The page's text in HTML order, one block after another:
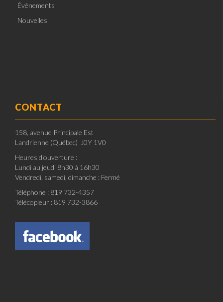
Événements
Nouvelles
CONTACT
158, avenue Principale Est
Landrienne (Québec) J0Y 1V0
Heures d'ouverture :
Lundi au jeudi 8h30 à 16h30
Vendredi, samedi, dimanche : Fermé
Téléphone : 819 732-4357
Télécopieur : 819 732-3866